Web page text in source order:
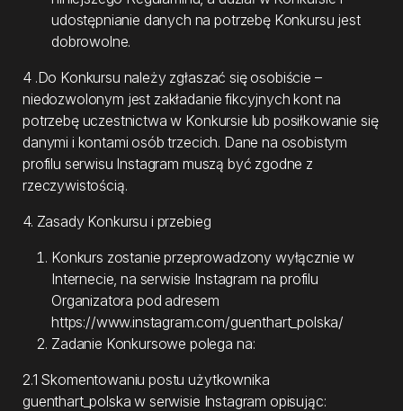
udostępnianie danych na potrzebę Konkursu jest
dobrowolne.
4 .Do Konkursu należy zgłaszać się osobiście –
niedozwolonym jest zakładanie fikcyjnych kont na
potrzebę uczestnictwa w Konkursie lub posiłkowanie się
danymi i kontami osób trzecich. Dane na osobistym
profilu serwisu Instagram muszą być zgodne z
rzeczywistością.
4. Zasady Konkursu i przebieg
Konkurs zostanie przeprowadzony wyłącznie w
Internecie, na serwisie Instagram na profilu
Organizatora pod adresem
https://www.instagram.com/guenthart_polska/
Zadanie Konkursowe polega na:
2.1 Skomentowaniu postu użytkownika
guenthart_polska w serwisie Instagram opisując: